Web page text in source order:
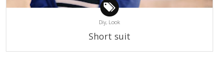
Diy, Look
Short suit